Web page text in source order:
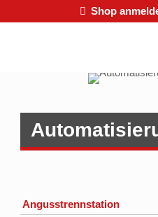
Shop
Angusstrennstation